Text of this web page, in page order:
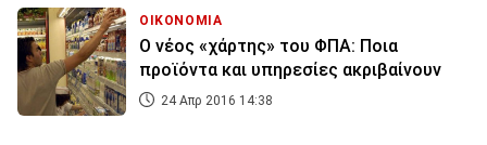
ΟΙΚΟΝΟΜΙΑ
Ο νέος «χάρτης» του ΦΠΑ: Ποια
προϊόντα και υπηρεσίες ακριβαίνουν
24 Απρ 2016 14:38